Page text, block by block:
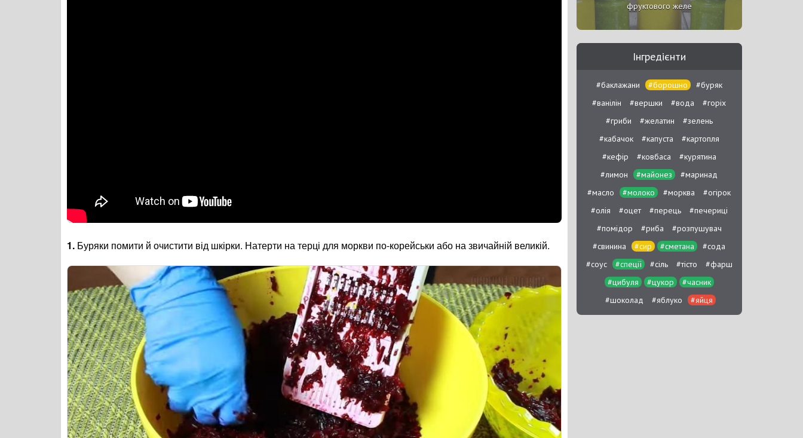
1. Буряки помити й очистити від шкірки. Натерти на терці для моркви по-корейськи або на звичайній великій.
фруктового желе
Інгредієнти
#баклажани #борошно
#буряк
#ванілін
#вершки #вода
#горіх
#гриби
#желатин
#зелень
#кабачок
#капуста
#картопля
#кефір
#ковбаса
#курятина
#лимон
#майонез
#маринад
#масло
#молоко #морква
#огірок
#олія
#оцет #перець
#печериці
#помідор
#риба
#розпушувач
#свинина
#сир #сметана
#сода
#соус
#спеції #сіль #тісто
#фарш
#цибуля
#цукор
#часник
#шоколад
#яблуко #яйця